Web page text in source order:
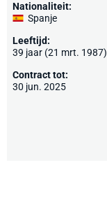
Nationaliteit:
Spanje
Leeftijd:
39 jaar (21 mrt. 1987)
Contract tot:
30 jun. 2025